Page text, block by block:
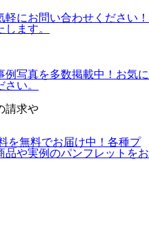
にお問い合わせください！
ます。
例写真を多数掲載中！お気に
い。
請求や